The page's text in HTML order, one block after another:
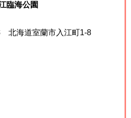
臨海公園
北海道室蘭市入江町1-8